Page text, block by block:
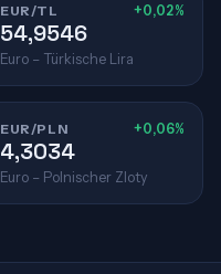
EUR/TL +0,02%
54,9546
Euro – Türkische Lira
EUR/PLN +0,06%
4,3034
Euro – Polnischer Zloty